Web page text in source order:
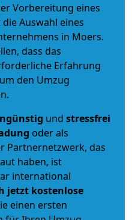
Vorbereitung eines
Auswahl eines
in Moers.
dass das
Erfahrung
den Umzug
und stressfrei
oder als
Partnernetzwerk, das
haben, ist
international
jetzt kostenlose
einen ersten